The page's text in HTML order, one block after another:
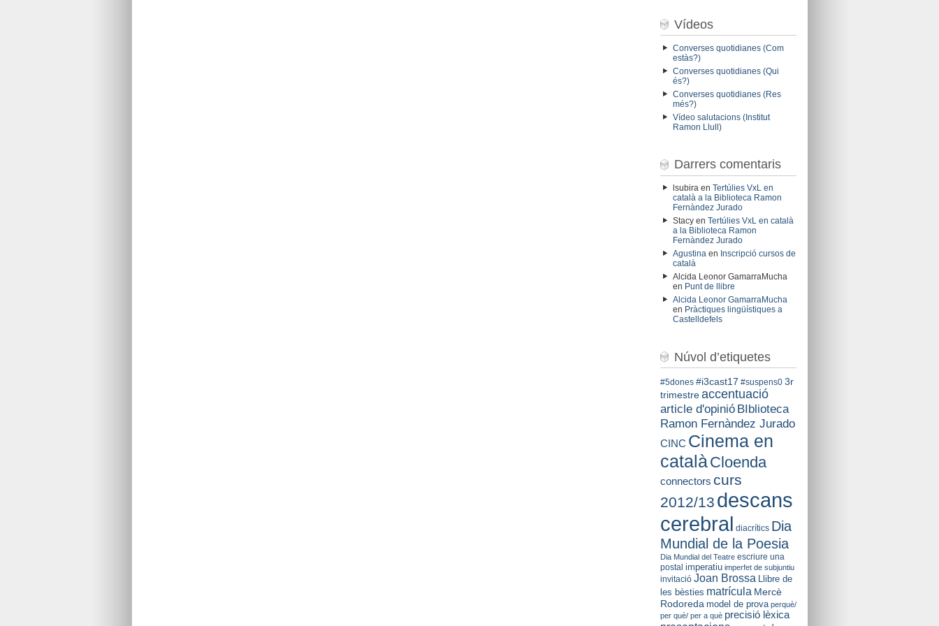
Vídeos
Converses quotidianes (Com
estàs?)
Converses quotidianes (Qui
és?)
Converses quotidianes (Res
més?)
Vídeo salutacions (Institut
Ramon Llull)
Darrers comentaris
lsubiraen Tertúlies VxL en
català a la Biblioteca Ramon
Fernàndez Jurado
Stacyen Tertúlies VxL en català
a la Biblioteca Ramon
Fernàndez Jurado
Agustinaen Inscripció cursos de
català
Alcida Leonor GamarraMucha
en Punt de llibre
Alcida Leonor GamarraMucha
en Pràctiques lingüístiques a
Castelldefels
Núvol d’etiquetes
#5dones #i3cast17 #suspens0 3r
trimestre accentuació
article d'opinió BIblioteca
Ramon Fernàndez Jurado
CINC Cinema en
catalàCloenda
connectors curs
2012/13 descans
cerebral diacrítics Dia
Mundial de la Poesia
Dia Mundial del Teatre escriure una
postal imperatiu imperfet de subjuntiu
invitació Joan Brossa
Llibre de
les bèsties matrícula Mercè
Rodoreda model de prova perquè/
per què/ per a què precisió lèxica